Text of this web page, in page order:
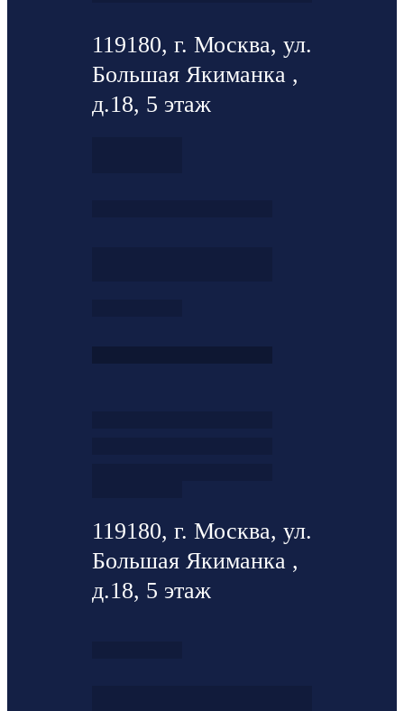
119180, г. Москва, ул.
Большая Якиманка ,
д.18, 5 этаж
119180, г. Москва, ул.
Большая Якиманка ,
д.18, 5 этаж